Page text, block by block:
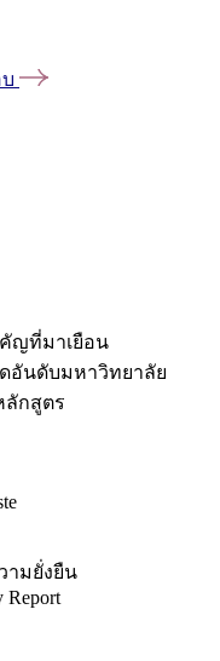
ญที่มาเยือน
อันดับมหาวิทยาลัย
ลักสูตร
ามยั่งยืน
Report